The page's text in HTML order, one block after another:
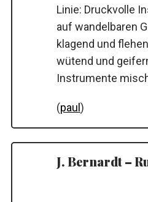
Linie: Druckvolle
auf wandelbaren
klagend und
wütend und
Instrumente
(paul )
J. Bernardt –